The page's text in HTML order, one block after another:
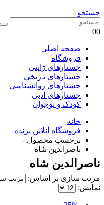
جستجو
00
صفحه اصلی
فروشگاه
جستارهای ژاپنی
جستارهای تاریخی
جستارهای روانشناسی
جستارهای ادبی
کودک و نوجوان
خانه
فروشگاه آنلاین پرنده
برچسب محصول -
ناصرالدین شاه
ناصرالدین شاه
مرتب سازی بر اساس:
نمایش: